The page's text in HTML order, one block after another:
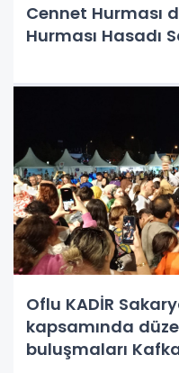
Cennet Hurması
Hurması Hasadı
Oflu KADİR
kapsamında
buluşmaları